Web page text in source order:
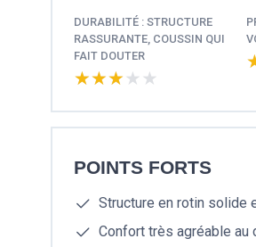
DURABILITÉ : STRUCTURE
RASSURANTE, COUSSIN QUI
FAIT DOUTER
★★★★★
★★★★★
POINTS FORTS
Structure en rotin solide
Confort très agréable au